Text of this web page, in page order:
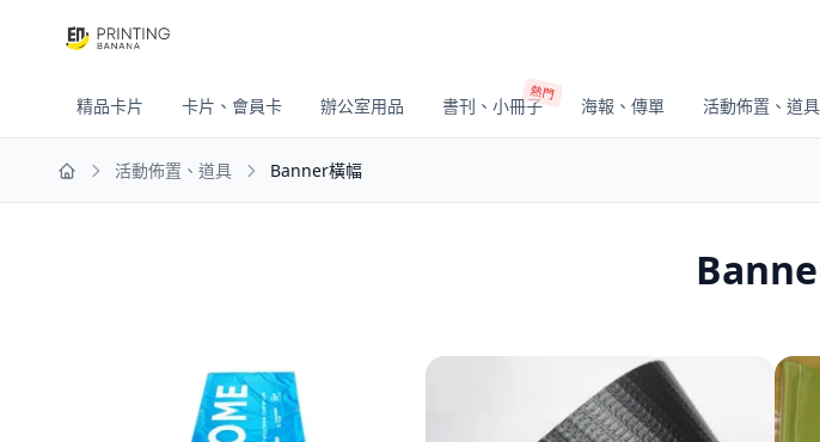
精品卡片 卡片、會員卡 辦公室用品 書刊、小冊子
熱門
海報、傳單 活動佈置、道具
Home 活動佈置、道具 Banner橫幅